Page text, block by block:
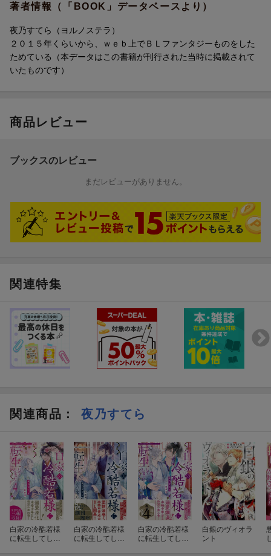
著者情報（「BOOK」データベースより）
夜乃すてら（ヨルノステラ）
２０１５年くらいから、ｗｅｂ上でＢＬファンタジーものをした
ためている（本データはこの書籍が刊行された当時に掲載されて
いたものです）
商品レビュー
ブックスのレビュー
まだレビューがありません。
関連特集
関連商品 ： 夜乃すてら
白家の冷酷若様
に転生してしま
白家の冷酷若様
に転生してしま
白家の冷酷若様
に転生してしま
白銀のヴィオラ
ント